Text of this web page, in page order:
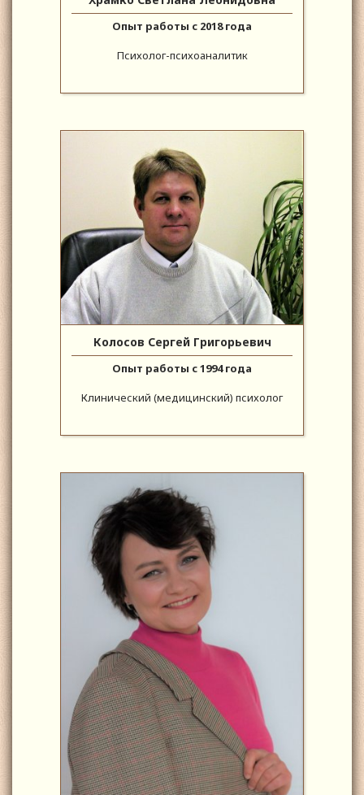
Опыт работы с 2018 года
Психолог-психоаналитик
Колосов Сергей Григорьевич
Опыт работы с 1994 года
Клинический (медицинский) психолог